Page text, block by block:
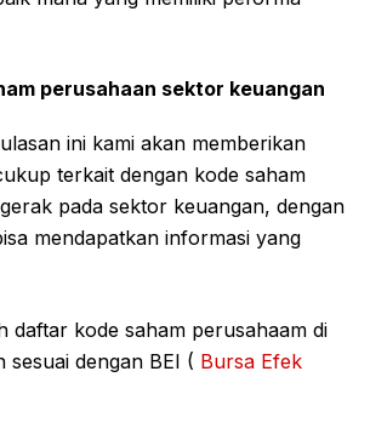
perusahaan sektor keuangan
ini kami akan memberikan
terkait dengan kode saham
pada sektor keuangan, dengan
mendapatkan informasi yang
daftar kode saham perusahaam di
sesuai dengan BEI ( Bursa Efek